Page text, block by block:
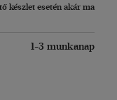
készlet esetén akár ma
1-3 munkanap